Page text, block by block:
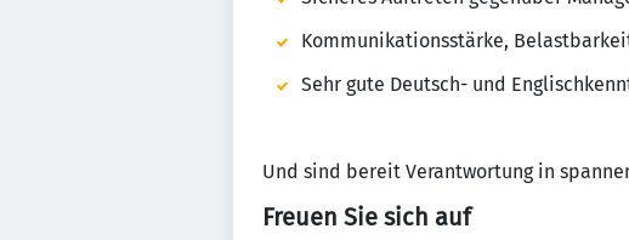
Kommunikationsstärke,
Sehr gute Deutsch- und
Und sind bereit Verantwortung in
Freuen Sie sich auf